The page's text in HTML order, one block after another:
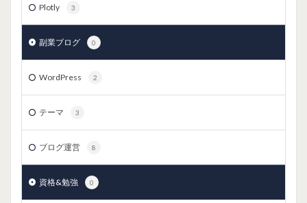
Plotly 3
副業ブログ 0
WordPress 2
テーマ 3
ブログ運営 8
資格&勉強 0